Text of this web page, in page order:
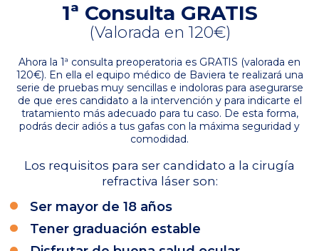
1ª Consulta GRATIS
(Valorada en 120€)
Ahora la 1ª consulta preoperatoria es GRATIS (valorada en
120€). En ella el equipo médico de Baviera te realizará una
serie de pruebas muy sencillas e indoloras para asegurarse
de que eres candidato a la intervención y para indicarte el
tratamiento más adecuado para tu caso. De esta forma,
podrás decir adiós a tus gafas con la máxima seguridad y
comodidad.
Los requisitos para ser candidato a la cirugía
refractiva láser son:
Ser mayor de 18 años
Tener graduación estable